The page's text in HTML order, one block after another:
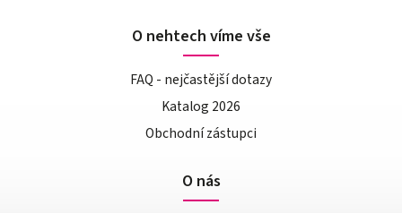
O nehtech víme vše
FAQ - nejčastější dotazy
Katalog 2026
Obchodní zástupci
O nás